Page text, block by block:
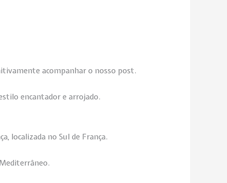
acompanhar o nosso post.
encantador e arrojado.
localizada no Sul de França.